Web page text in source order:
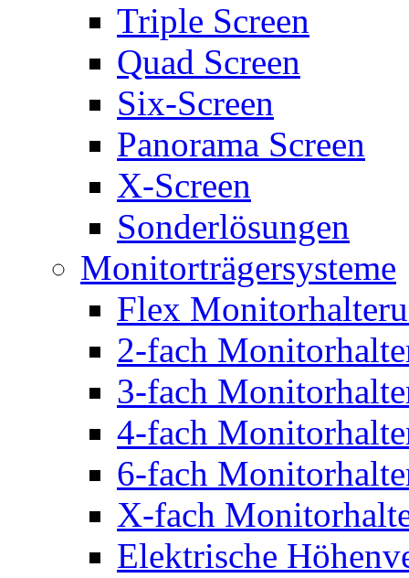
Triple Screen
Quad Screen
Six-Screen
Panorama Screen
X-Screen
Sonderlösungen
Monitorträgersysteme
Flex
2-fach
3-fach
4-fach
6-fach
X-fach
Elektrische